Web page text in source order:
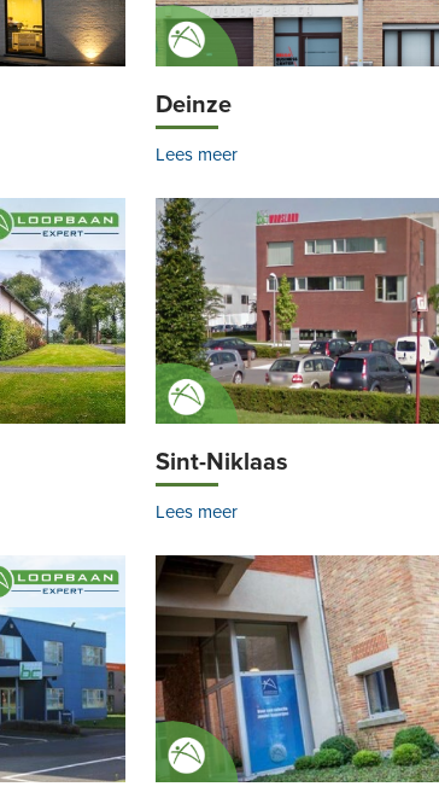
Deinze
Lees meer
Sint-Niklaas
Lees meer